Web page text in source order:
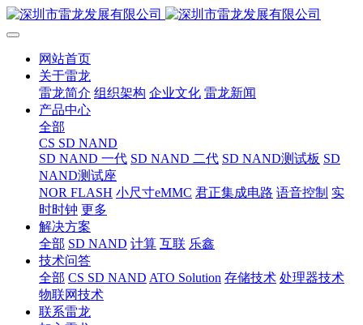
网站首页
关于雷龙
雷龙简介 组织架构 企业文化 雷龙新闻
产品中心
全部
CS SD NAND
SD NAND 一代 SD NAND 二代 SD NAND测试板 SD
NAND测试座
NOR FLASH 小尺寸eMMC 君正集成电路 语音控制 实
时时钟 更多
解决方案
全部 SD NAND 计算 互联 乐鑫
技术问答
全部 CS SD NAND ATO Solution 存储技术 处理器技术
物联网技术
联系雷龙